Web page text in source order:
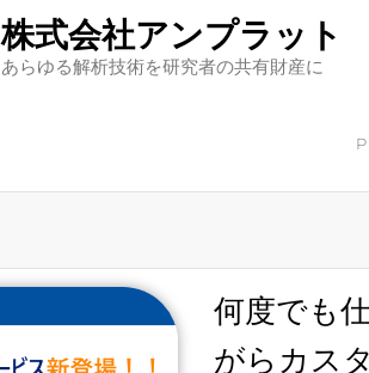
株式会社アンプラット
あらゆる解析技術を研究者の共有財産に
何度でも
がらカス